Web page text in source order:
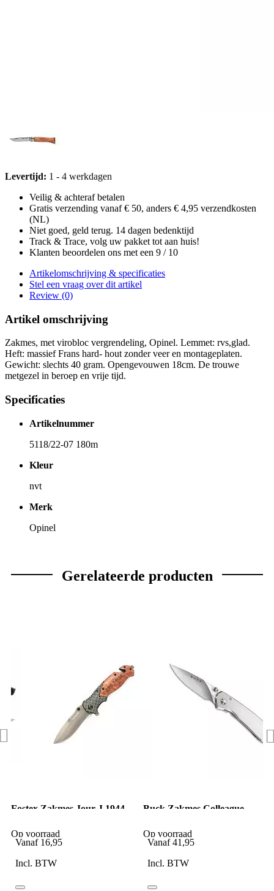
Levertijd: 1 - 4 werkdagen
Veilig & achteraf betalen
Gratis verzending vanaf € 50, anders € 4,95 verzendkosten
(NL)
Niet goed, geld terug. 14 dagen bedenktijd
Track & Trace, volg uw pakket tot aan huis!
Klanten beoordelen ons met een 9 / 10
Artikelomschrijving & specificaties
Stel een vraag over dit artikel
Review (0)
Artikel omschrijving
Zakmes, met virobloc vergrendeling, Opinel. Lemmet: rvs,glad.
Heft: massief Frans hard- hout zonder veer en montageplaten.
Gewicht: slechts 40 gram. Opengevouwen 18cm. De trouwe
metgezel in beroep en vrije tijd.
Specificaties
Artikelnummer
5118/22-07 180m
Kleur
nvt
Merk
Opinel
Gerelateerde producten
Fostex Zakmes Jour J 1944
Op voorraad
Vanaf 16,95
Incl. BTW
Buck Zakmes Colleague
Op voorraad
Vanaf 41,95
Incl. BTW